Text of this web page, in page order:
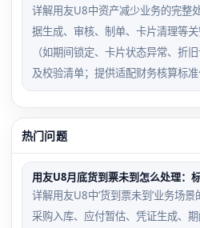
详解用友U8中资产减少业务的完整
据生成、审核、制单、卡片清理等
（如期间锁定、卡片状态异常、折
及校验清单；提供适配财务核算标准
热门问题
用友U8月底货到票未到怎么处理：
详解用友U8中‘货到票未到’业务场
采购入库、应付暂估、凭证生成、